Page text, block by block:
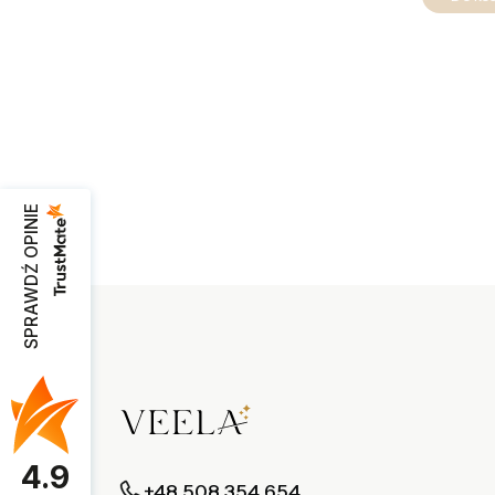
SPRAWDŹ OPINIE
4.9